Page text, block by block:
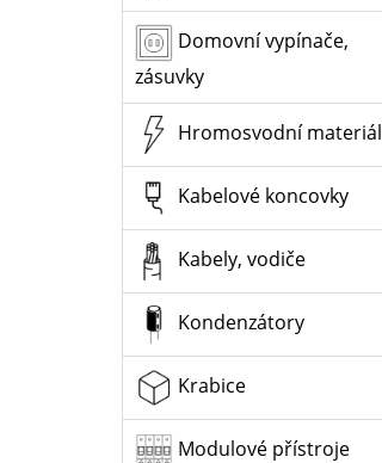
Domovní vypínače,
zásuvky
Hromosvodní materiál
Kabelové koncovky
Kabely, vodiče
Kondenzátory
Krabice
Modulové přístroje